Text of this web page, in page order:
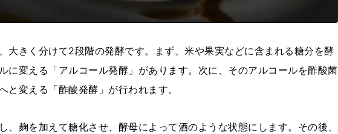
大きく分けて2段階の発酵です。まず、米や果実などに含まれる糖分を酵
に変える「アルコール発酵」があります。次に、そのアルコールを酢酸菌
と変える「酢酸発酵」が行われます。
、麹を加えて糖化させ、酵母によって酒のような状態にします。その後、